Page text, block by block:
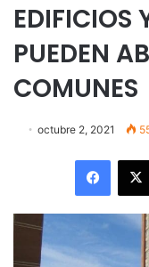
EDIFICIOS
PUEDEN
COMUNES
octubre 2, 2021